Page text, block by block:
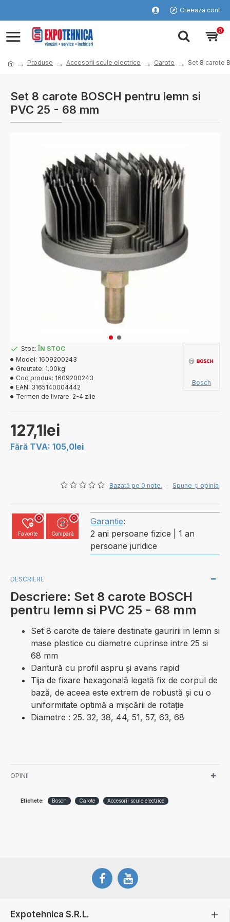
Creeaza cont
0
Produse Accesorii scule electrice Carote Set 8 carote
Set 8 carote BOSCH pentru lemn si
PVC 25 - 68 mm
Bazată pe 0 note. - Spune-ţi opinia
127,1lei
Fără TVA: 105,0lei
Stoc: ÎN STOC
Model: 1609200243
Greutate: 1.00kg
Cod produs: 1609200243
EAN: 3165140004442
Termen de livrare: 2-4 zile
Bosch
Favorite
0
Compară
0 Garantie:
2 ani persoane fizice | 1 an
persoane juridice
DESCRIERE
Descriere: Set 8 carote BOSCH
pentru lemn si PVC 25 - 68 mm
Set 8 carote de taiere destinate gauririi in lemn si
mase plastice cu diametre cuprinse intre 25 si
68 mm
Dantură cu profil aspru şi avans rapid
Tija de fixare hexagonală legată fix de corpul de
bază, de aceea este extrem de robustă şi cu o
uniformitate optimă a mişcării de rotaţie
Diametre : 25. 32, 38, 44, 51, 57, 63, 68
OPINII
Etichete: Bosch Carote Accesorii scule electrice
Expotehnica S.R.L.